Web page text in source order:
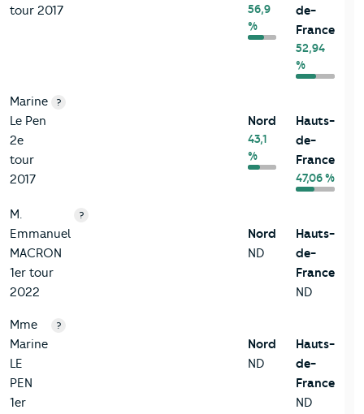
tour 2017
56,9
%
de-
France
52,94
%
Marine
Le Pen
2e
tour
2017
?
Nord
43,1
%
Hauts-
de-
France
47,06 %
M.
Emmanuel
MACRON
1er tour
2022
?
Nord
ND
Hauts-
de-
France
ND
Mme
Marine
LE
PEN
1er
?
Nord
ND
Hauts-
de-
France
ND